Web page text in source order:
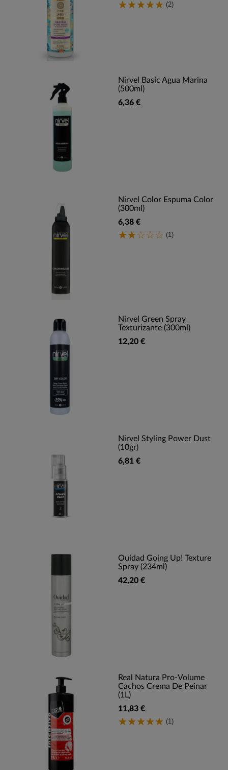
(2)
Nirvel Basic Agua Marina
(500ml)
6,36 €
Nirvel Color Espuma Color
(300ml)
6,38 €
(1)
Nirvel Green Spray
Texturizante (300ml)
12,20 €
Nirvel Styling Power Dust
(10gr)
6,81 €
Ouidad Going Up! Texture
Spray (234ml)
42,20 €
Real Natura Pro-Volume
Cachos Crema De Peinar
(1L)
11,83 €
(1)